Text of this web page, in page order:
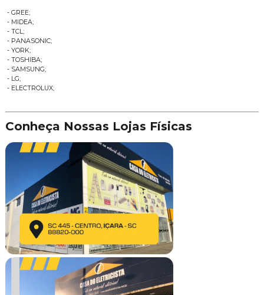
- GREE;
- MIDEA;
- TCL;
- PANASONIC;
- YORK;
- TOSHIBA;
- SAMSUNG;
- LG;
- ELECTROLUX;
Conheça Nossas Lojas Físicas